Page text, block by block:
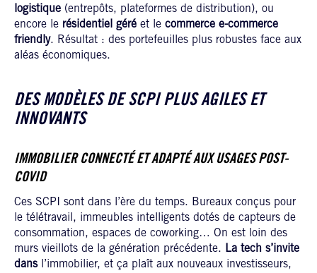
logistique (entrepôts, plateformes de distribution), ou
encore le résidentiel géré et le commerce e-commerce
friendly. Résultat : des portefeuilles plus robustes face aux
aléas économiques.
DES MODÈLES DE SCPI PLUS AGILES ET
INNOVANTS
IMMOBILIER CONNECTÉ ET ADAPTÉ AUX USAGES POST-
COVID
Ces SCPI sont dans l’ère du temps. Bureaux conçus pour
le télétravail, immeubles intelligents dotés de capteurs de
consommation, espaces de coworking… On est loin des
murs vieillots de la génération précédente. La tech s’invite
dans l’immobilier, et ça plaît aux nouveaux investisseurs,